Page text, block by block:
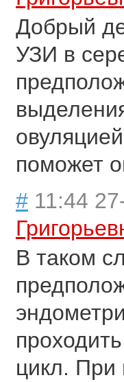
Добрый
УЗИ в
поможет
# 11:44
В таком
цикл. При